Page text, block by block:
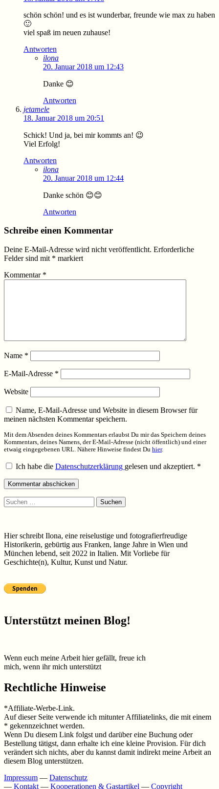
schön schön! und es ist wunderbar, freunde wie max zu haben
🙂
viel spaß im neuen zuhause!
Antworten
ilona
20. Januar 2018 um 12:43
Danke 😊
Antworten
jetamele
18. Januar 2018 um 20:51
Schick! Und ja, bei mir kommts an! 😉
Viel Erfolg!
Antworten
ilona
20. Januar 2018 um 12:44
Danke schön 😊😊
Antworten
Schreibe einen Kommentar
Deine E-Mail-Adresse wird nicht veröffentlicht. Erforderliche
Felder sind mit * markiert
Kommentar *
Name *
E-Mail-Adresse *
Website
Name, E-Mail-Adresse und Website in diesem Browser für
meinen nächsten Kommentar speichern.
Mit dem Absenden deines Kommentars erlaubst Du mir das Speichern deines
Kommentars, deines Namens, der E-Mail-Adresse (nicht öffentlich) und einer
etwaig eingegebenen URL. Nähere Hinweise findest Du hier.
Ich habe die Datenschutzerklärung gelesen und akzeptiert. *
Suchen
nach:
Hier schreibt Ilona, eine reiselustige und fotografierfreudige
Historikerin, gebürtig aus Franken, lange Jahre in Wien und
München lebend, seit 2022 in Italien. Mit Vorliebe für
Geschichte(n), Kultur, Kunst und Natur.
Unterstützt meinen Blog!
Wenn euch meine Arbeit hier gefällt, freue ich
mich, wenn ihr mich unterstützt
Rechtliche Hinweise
*Affiliate-Werbe-Link.
Auf dieser Seite verwende ich mitunter Affiliatelinks, die mit einem
* gekennzeichnet werden.
Wenn Du diesem Link folgst und darüber eine Buchung oder
Bestellung tätigst, dann erhalte ich eine kleine Provision. Für dich
verändert sich nichts, aber du kannst damit indirekt meine Arbeit an
diesem Blog unterstützen.
Impressum — Datenschutz
— Kontakt — Kooperationen & Gastartikel — Copyright